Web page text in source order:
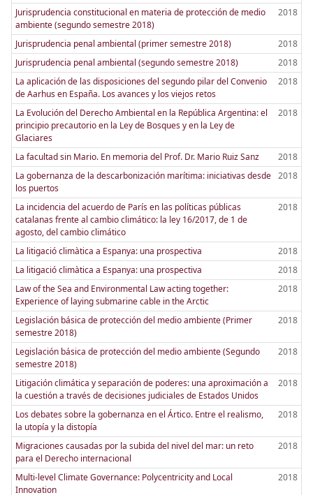
Jurisprudencia constitucional en materia de protección de medio
ambiente (segundo semestre 2018)
2018
Jurisprudencia penal ambiental (primer semestre 2018)
2018
Jurisprudencia penal ambiental (segundo semestre 2018)
2018
La aplicación de las disposiciones del segundo pilar del Convenio
de Aarhus en España. Los avances y los viejos retos
2018
La Evolución del Derecho Ambiental en la República Argentina: el
principio precautorio en la Ley de Bosques y en la Ley de
Glaciares
2018
La facultad sin Mario. En memoria del Prof. Dr. Mario Ruiz Sanz
2018
La gobernanza de la descarbonización marítima: iniciativas desde
los puertos
2018
La incidencia del acuerdo de París en las políticas públicas
catalanas frente al cambio climático: la ley 16/2017, de 1 de
agosto, del cambio climático
2018
La litigació climàtica a Espanya: una prospectiva
2018
La litigació climàtica a Espanya: una prospectiva
2018
Law of the Sea and Environmental Law acting together:
Experience of laying submarine cable in the Arctic
2018
Legislación básica de protección del medio ambiente (Primer
semestre 2018)
2018
Legislación básica de protección del medio ambiente (Segundo
semestre 2018)
2018
Litigación climática y separación de poderes: una aproximación a
la cuestión a través de decisiones judiciales de Estados Unidos
2018
Los debates sobre la gobernanza en el Ártico. Entre el realismo,
la utopía y la distopía
2018
Migraciones causadas por la subida del nivel del mar: un reto
para el Derecho internacional
2018
Multi-level Climate Governance: Polycentricity and Local
Innovation
2018